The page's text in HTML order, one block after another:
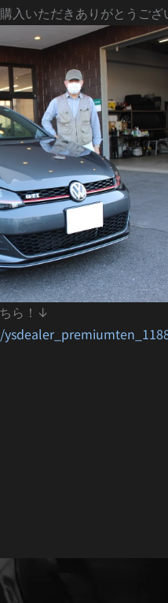
入いただきありがとうござ
ら！↓